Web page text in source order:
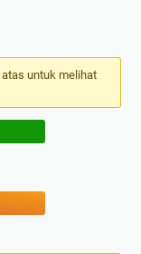
untuk melihat